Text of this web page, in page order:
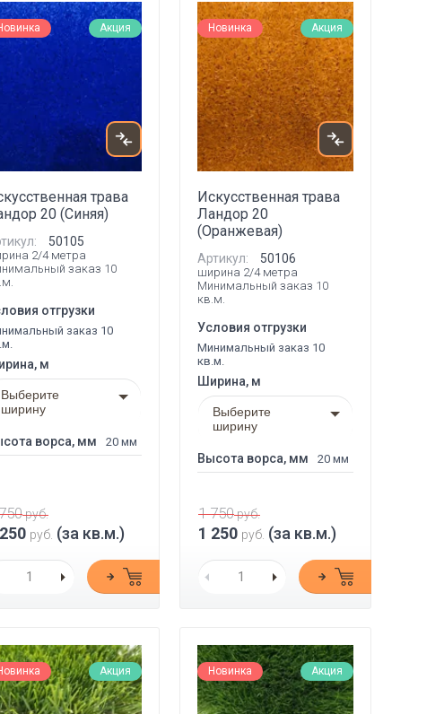
Акция
трава
20 (Синяя)
50105
2/4 метра
заказ 10
отгрузки
заказ 10
м
Выберите
ширину
ворса, мм 20 мм
руб.
руб. (за кв.м.)
Новинка Акция
Искусственная трава
Ландор 20
(Оранжевая)
Артикул: 50106
ширина 2/4 метра
Минимальный заказ 10
кв.м.
Условия отгрузки
Минимальный заказ 10
кв.м.
Ширина, м
Выберите
ширину
Высота ворса, мм 20 мм
1 750руб.
1 250 руб. (за кв.м.)
Акция Новинка Акция